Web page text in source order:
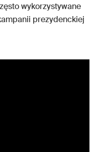
wykorzystywane
prezydenckiej